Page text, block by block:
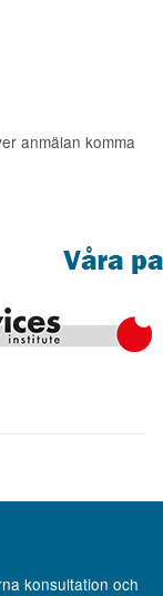
anmälan komma
konsultation och